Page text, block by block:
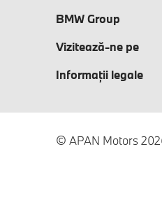
BMW Group
Vizitează-ne pe
Informaţii legale
© APAN Motors